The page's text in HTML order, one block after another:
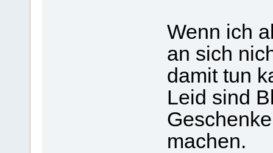
Wenn ich
an sich
damit tun
Leid sind
machen.